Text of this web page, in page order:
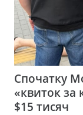
Спочатку
«квиток за
$15 тисяч